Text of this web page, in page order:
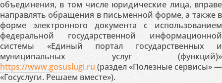
объединения, в том числе юридические лица, вправе
направлять обращения в письменной форме, а также в
форме электронного документа с использованием
федеральной государственной информационной
системы «Единый портал государственных и
муниципальных услуг (функций)»
https://www.gosuslugi.ru (раздел «Полезные сервисы» —
«Госуслуги. Решаем вместе»).